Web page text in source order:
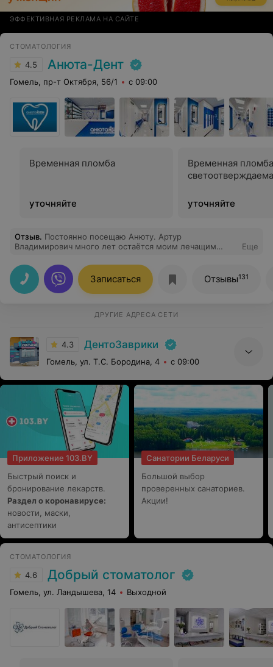
ЭФФЕКТИВНАЯ РЕКЛАМА НА САЙТЕ
СТОМАТОЛОГИЯ
4.5 Анюта-Дент
Гомель, пр-т Октября, 56/1 с 09:00
Временная пломба
уточняйте
Временная пломба
уточняйте
Отзыв. Постоянно посещаю Анюту. Артур
Владимирович много лет остаётся моим лечащим
всю свою работу в каждом зубе. Очень внимательный
и отличный специалист в своей профессии. Благодарю
Вас. Спасибо.
Еще
Записаться Отзывы131
ДРУГИЕ АДРЕСА СЕТИ
4.3 ДентоЗаврики
Гомель, ул. Т.С. Бородина, 4 с 09:00
Приложение 103.BY
Быстрый поиск и
бронирование лекарств.
Раздел о коронавирусе:
новости, маски,
антисептики
Санатории Беларуси
Большой выбор
проверенных санаториев.
Акции!
СТОМАТОЛОГИЯ
4.6 Добрый стоматолог
Гомель, ул. Ландышева, 14 Выходной